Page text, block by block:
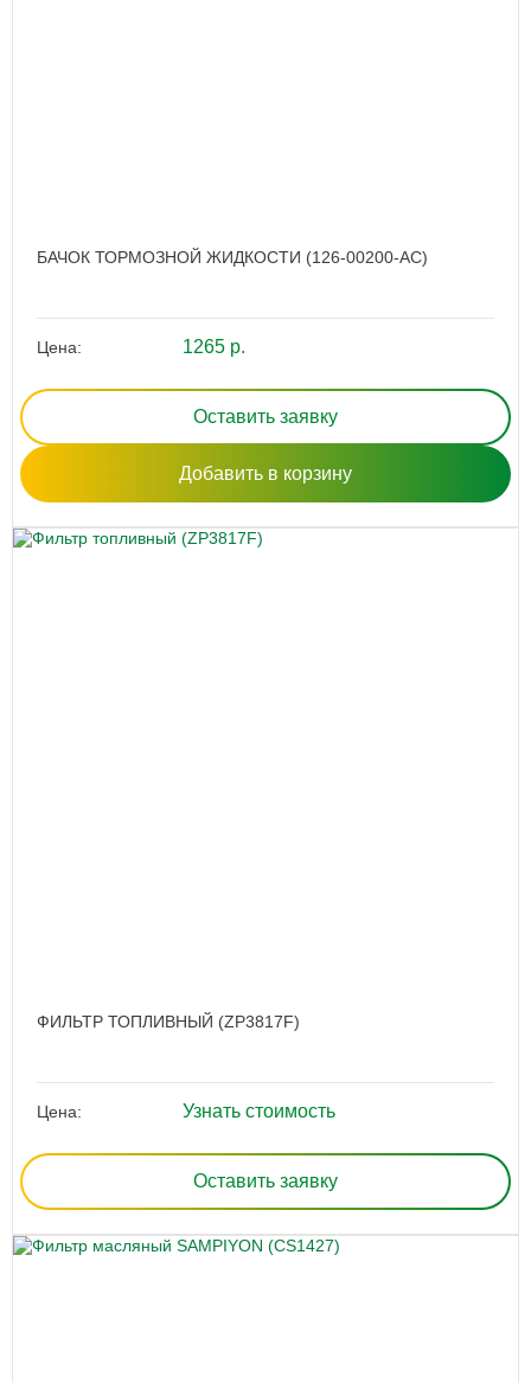
БАЧОК ТОРМОЗНОЙ ЖИДКОСТИ (126-00200-AC)
Цена: 1265 р.
Оставить заявку
Добавить в корзину
ФИЛЬТР ТОПЛИВНЫЙ (ZP3817F)
Цена: Узнать стоимость
Оставить заявку